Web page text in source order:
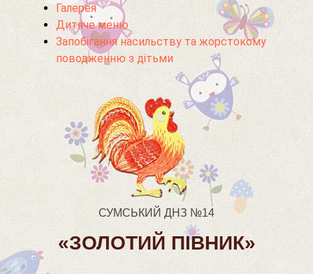
Галерея
Дитяче меню
Запобігання насильству та жорстокому
поводженню з дітьми
СУМСЬКИЙ ДНЗ №14
«ЗОЛОТИЙ ПІВНИК»